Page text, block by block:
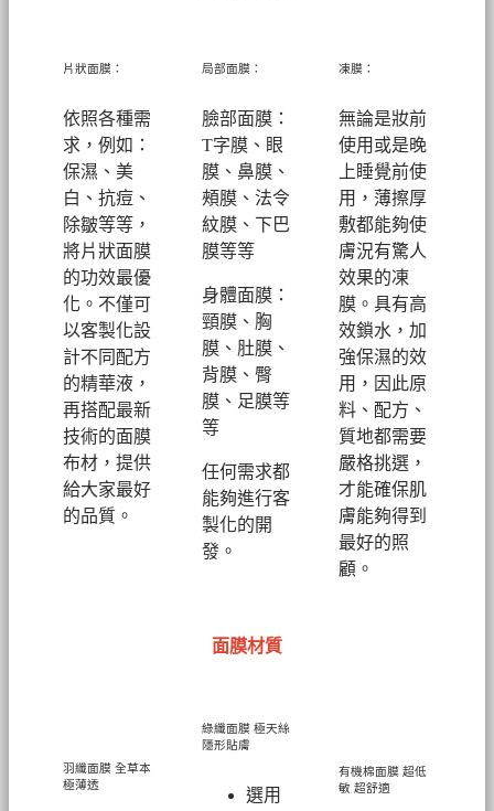
片狀面膜：
依照各種需
求，例如：
保濕、美
白、抗痘、
除皺等等，
將片狀面膜
的功效最優
化。不僅可
以客製化設
計不同配方
的精華液，
再搭配最新
技術的面膜
布材，提供
給大家最好
的品質。
局部面膜：
臉部面膜：
T字膜、眼
膜、鼻膜、
頰膜、法令
紋膜、下巴
膜等等
身體面膜：
頸膜、胸
膜、肚膜、
背膜、臀
膜、足膜等
等
任何需求都
能夠進行客
製化的開
發。
凍膜：
無論是妝前
使用或是晚
上睡覺前使
用，薄擦厚
敷都能夠使
膚況有驚人
效果的凍
膜。具有高
效鎖水，加
強保濕的效
用，因此原
料、配方、
質地都需要
嚴格挑選，
才能確保肌
膚能夠得到
最好的照
顧。
面膜材質
羽纖面膜 全草本
極薄透
綠纖面膜 極天絲
隱形貼膚
選用
有機棉面膜 超低
敏 超舒適